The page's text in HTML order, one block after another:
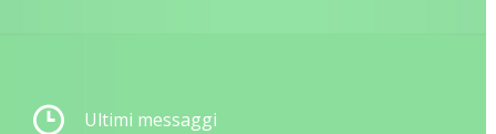
Ultimi messaggi